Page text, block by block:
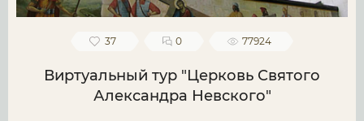
37 0 77924
Виртуальный тур "Церковь Святого
Александра Невского"